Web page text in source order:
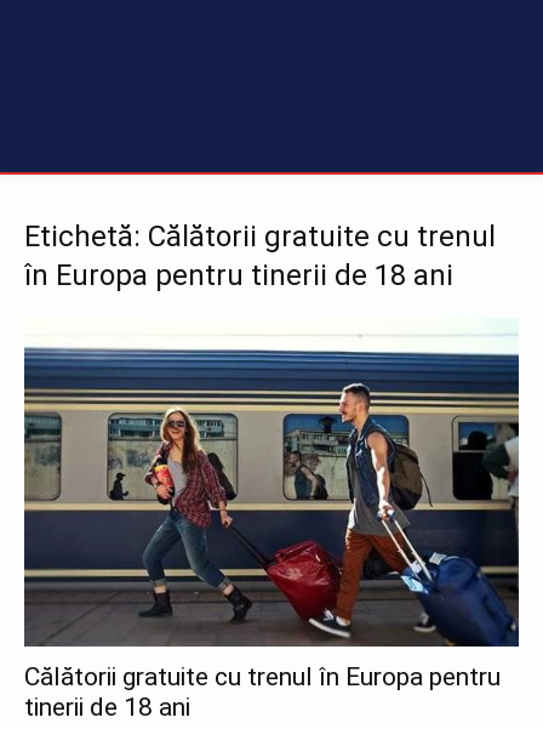
Etichetă: Călătorii gratuite cu trenul
în Europa pentru tinerii de 18 ani
Călătorii gratuite cu trenul în Europa pentru
tinerii de 18 ani